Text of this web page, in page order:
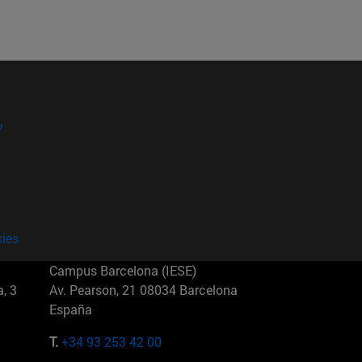
3
Campus Barcelona (IESE)
Av. Pearson, 21 08034 Barcelona
España
T.+34 93 253 42 00